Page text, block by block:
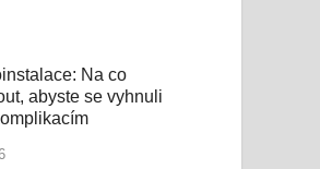
Na co
abyste se vyhnuli